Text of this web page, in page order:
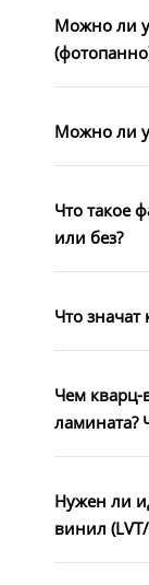
Можно ли у
Можно ли
Что такое
или без?
Что значат
Чем кварц-
ламината?
Нужен ли
винил (LVT/